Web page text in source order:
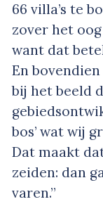
66 villa’s te
zover het
want dat
En
bij het beeld
bos’ wat wij
Dat maakt
zeiden: dan
varen.”